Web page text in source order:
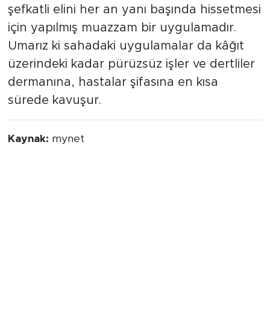
şefkatli elini her an yanı başında hissetmesi
için yapılmış muazzam bir uygulamadır.
Umarız ki sahadaki uygulamalar da kâğıt
üzerindeki kadar pürüzsüz işler ve dertliler
dermanına, hastalar şifasına en kısa
sürede kavuşur.
Kaynak: mynet